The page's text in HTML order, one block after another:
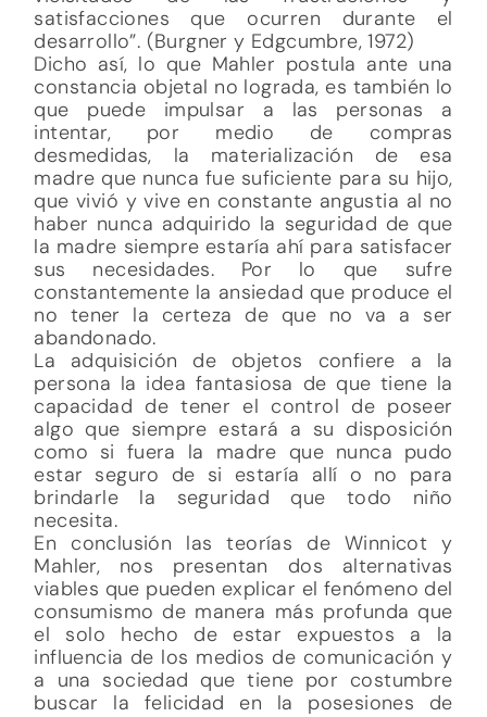
satisfacciones que ocurren durante el
desarrollo”. (Burgner y Edgcumbre, 1972)
Dicho así, lo que Mahler postula ante una
constancia objetal no lograda, es también lo
que puede impulsar a las personas a
intentar, por medio de compras
desmedidas, la materialización de esa
madre que nunca fue suficiente para su hijo,
que vivió y vive en constante angustia al no
haber nunca adquirido la seguridad de que
la madre siempre estaría ahí para satisfacer
sus necesidades. Por lo que sufre
constantemente la ansiedad que produce el
no tener la certeza de que no va a ser
abandonado.
La adquisición de objetos confiere a la
persona la idea fantasiosa de que tiene la
capacidad de tener el control de poseer
algo que siempre estará a su disposición
como si fuera la madre que nunca pudo
estar seguro de si estaría allí o no para
brindarle la seguridad que todo niño
necesita.
En conclusión las teorías de Winnicot y
Mahler, nos presentan dos alternativas
viables que pueden explicar el fenómeno del
consumismo de manera más profunda que
el solo hecho de estar expuestos a la
influencia de los medios de comunicación y
a una sociedad que tiene por costumbre
buscar la felicidad en la posesiones de